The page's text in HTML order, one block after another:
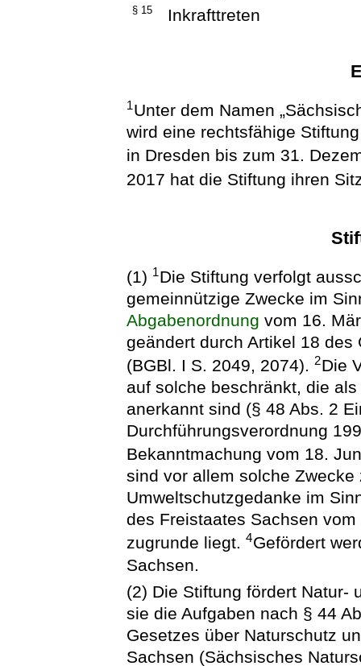
§ 15 Inkrafttreten
1Unter dem Namen
wird eine rechtsfähige
in Dresden bis zum 31.
2017 hat die Stiftung ihren
(1) 1Die Stiftung verfolgt
gemeinnützige Zwecke im
Abgabenordnung vom 16.
geändert durch Artikel 18
(BGBl. I S. 2049, 2074).2Die
auf solche beschränkt, die
anerkannt sind (§ 48 Abs. 2
Durchführungsverordnung
Bekanntmachung vom 18.
sind vor allem solche
Umweltschutzgedanke im
des Freistaates Sachsen
zugrunde liegt.4Gefördert
Sachsen.
(2) Die Stiftung fördert Natur-
sie die Aufgaben nach § 44
Gesetzes über Naturschutz
Sachsen (Sächsisches